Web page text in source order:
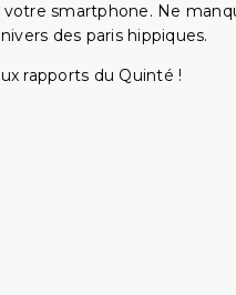
smartphone. Ne
des paris hippiques.
rapports du Quinté !